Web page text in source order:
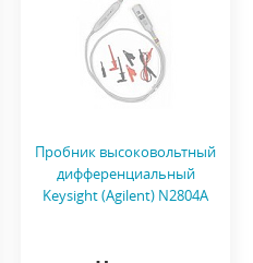
Пробник высоковольтный
дифференциальный
Keysight (Agilent) N2804A